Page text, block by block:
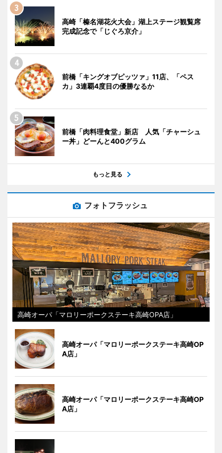
高崎「榛名湖花火大会」湖上ステージ観覧席
完成記念で「じぐろ京介」
前橋「キングオブピッツァ」11店、「ペス
カ」3連覇4度目の優勝なるか
前橋「肉料理食堂」新店 人気「チャーシュ
ー丼」どーんと400グラム
もっと見る
フォトフラッシュ
高崎オーパ「マロリーポークステーキ高崎OPA店」
高崎オーパ「マロリーポークステーキ高崎OP
A店」
高崎オーパ「マロリーポークステーキ高崎OP
A店」